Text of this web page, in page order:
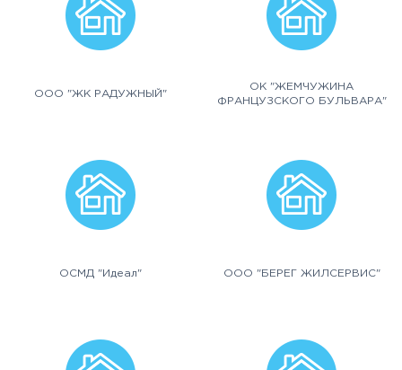
ООО "ЖК РАДУЖНЫЙ"
ОК "ЖЕМЧУЖИНА
ФРАНЦУЗСКОГО БУЛЬВАРА"
ОСМД "Идеал" ООО "БЕРЕГ ЖИЛСЕРВИС"